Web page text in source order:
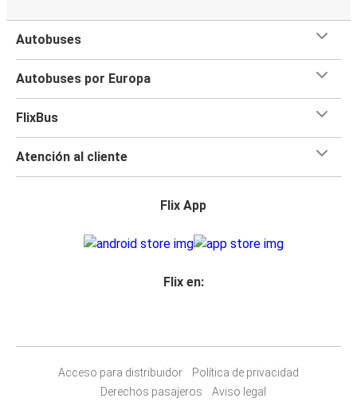
Autobuses
Autobuses por Europa
FlixBus
Atención al cliente
Flix App
Flix en:
Acceso para distribuidor
Política de privacidad
Derechos pasajeros
Aviso legal